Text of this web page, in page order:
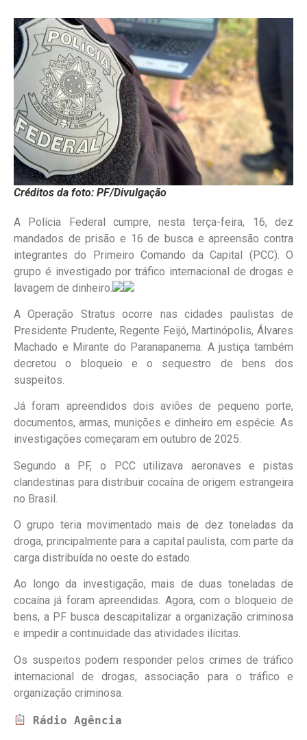
Créditos da foto: PF/Divulgação
A Polícia Federal cumpre, nesta terça-feira, 16, dez
mandados de prisão e 16 de busca e apreensão contra
integrantes do Primeiro Comando da Capital (PCC). O
grupo é investigado por tráfico internacional de drogas e
lavagem de dinheiro.
A Operação Stratus ocorre nas cidades paulistas de
Presidente Prudente, Regente Feijó, Martinópolis, Álvares
Machado e Mirante do Paranapanema. A justiça também
decretou o bloqueio e o sequestro de bens dos
suspeitos.
Já foram apreendidos dois aviões de pequeno porte,
documentos, armas, munições e dinheiro em espécie. As
investigações começaram em outubro de 2025.
Segundo a PF, o PCC utilizava aeronaves e pistas
clandestinas para distribuir cocaína de origem estrangeira
no Brasil.
O grupo teria movimentado mais de dez toneladas da
droga, principalmente para a capital paulista, com parte da
carga distribuída no oeste do estado.
Ao longo da investigação, mais de duas toneladas de
cocaína já foram apreendidas. Agora, com o bloqueio de
bens, a PF busca descapitalizar a organização criminosa
e impedir a continuidade das atividades ilícitas.
Os suspeitos podem responder pelos crimes de tráfico
internacional de drogas, associação para o tráfico e
organização criminosa.
Rádio Agência